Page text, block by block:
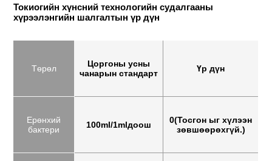
Токиогийн хүнсний технологийн судалгааны
хүрээлэнгийн шалгалтын үр дүн
Төрөл
Цоргоны усны
чанарын стандарт
Үр дүн
Ерөнхий
бактери
100ml/1mlдоош
0(Тосгон ыг хүлээн
зөвшөөрөхгүй.)